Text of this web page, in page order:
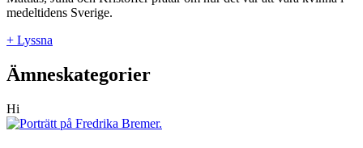
medeltidens Sverige.
+ Lyssna
Ämneskategorier
Hi